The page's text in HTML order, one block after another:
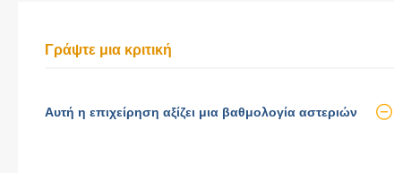
Γράψτε μια κριτική
Αυτή η επιχείρηση αξίζει μια βαθμολογία αστεριών